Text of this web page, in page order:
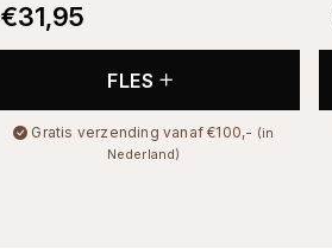
€31,95
FLES
Gratis verzending vanaf €100,- (in
Nederland)